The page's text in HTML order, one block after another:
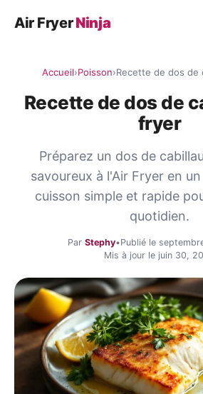
Air FryerNinja
Plat principal
Légumes
Desserts
Conseils
Accueil›Poisson›Recette de dos de
Recette de dos de
fryer
Préparez un dos de
savoureux à l'Air Fryer en
cuisson simple et rapide
quotidien.
Par Stephy•Publié le
Mis à jour le juin 30,